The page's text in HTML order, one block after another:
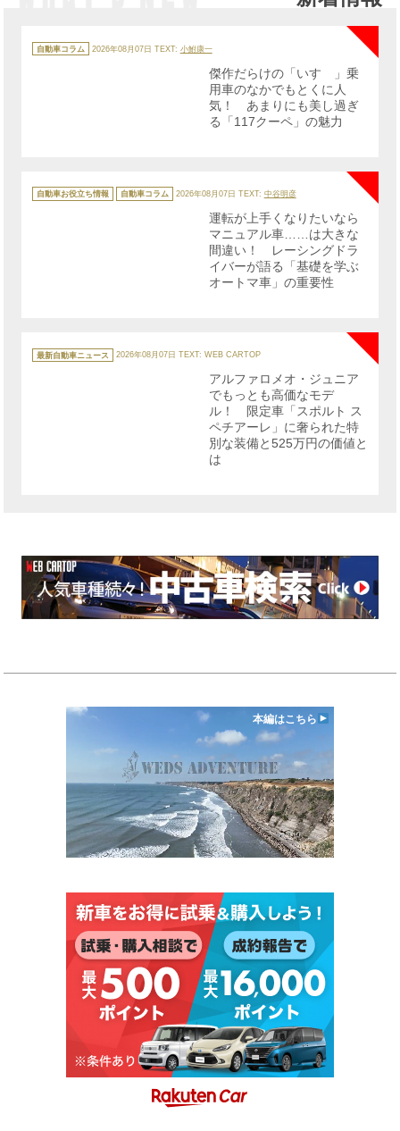
テ
ゴ
自動車コラム 2026年08月07日 TEXT: 小鮒康一
NEW
傑作だらけの「いすゞ」乗
用車のなかでもとくに人
気！ あまりにも美し過ぎ
る「117クーペ」の魅力
テ
ゴ
自動車お役立ち情報 自動車コラム 2026年08月07日 TEXT: 中谷明彦
運転が上手くなりたいなら
マニュアル車……は大きな
間違い！ レーシングドラ
イバーが語る「基礎を学ぶ
オートマ車」の重要性
テ
ゴ
最新自動車ニュース 2026年08月07日 TEXT: WEB CARTOP
アルファロメオ・ジュニア
でもっとも高価なモデ
ル！ 限定車「スポルト ス
ペチアーレ」に奢られた特
別な装備と525万円の価値と
は
本編はこちら